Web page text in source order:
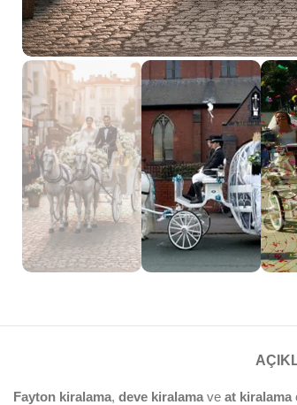
Fayton kiralama,deve kiralama veat kiralama